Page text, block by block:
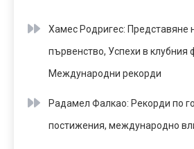
Хамес Родригес: Представяне
първенство, Успехи в клубния
Международни рекорди
Радамел Фалкао: Рекорди по
постижения, международно